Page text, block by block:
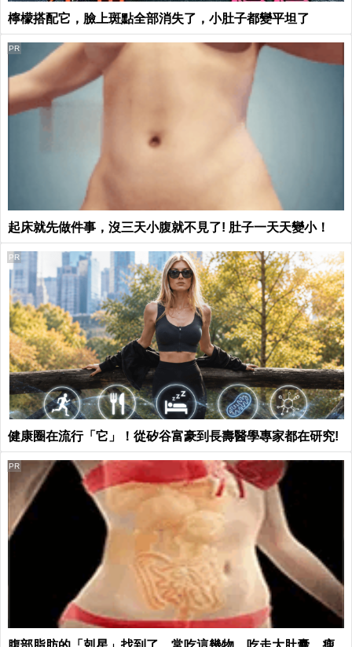
檸檬搭配它，臉上斑點全部消失了，小肚子都變平坦了
起床就先做件事，沒三天小腹就不見了! 肚子一天天變小！
PR
健康圈在流行「它」！從矽谷富豪到長壽醫學專家都在研究!
PR
PR